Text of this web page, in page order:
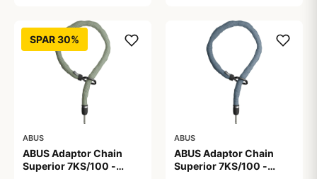
SPAR 30%
ABUS
ABUS Adaptor Chain
Superior 7KS/100 -
ABUS
ABUS Adaptor Chain
Superior 7KS/100 -